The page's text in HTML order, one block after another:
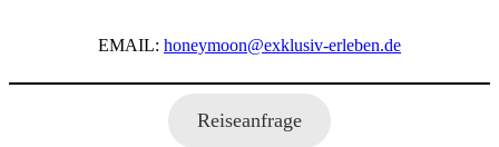
EMAIL: honeymoon@exklusiv-erleben.de
Reiseanfrage